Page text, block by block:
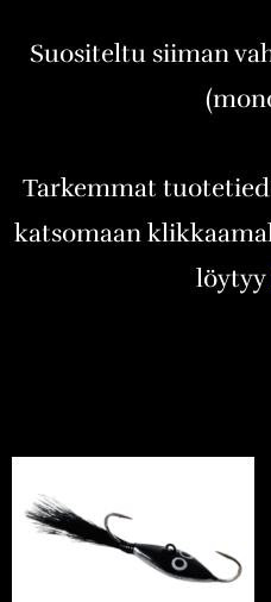
Suositeltu siiman
Tarkemmat
katsomaan
löytyy